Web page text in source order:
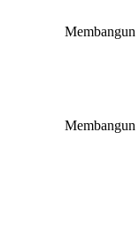
Membangun
Membangun